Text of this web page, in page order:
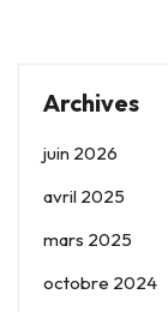
Archives
juin 2026
avril 2025
mars 2025
octobre 2024